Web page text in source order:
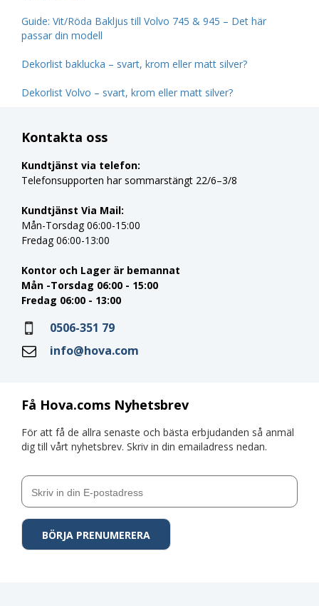
Guide: Vit/Röda Bakljus till Volvo 745 & 945 – Det här
passar din modell
Dekorlist baklucka – svart, krom eller matt silver?
Dekorlist Volvo – svart, krom eller matt silver?
Få Hova.coms Nyhetsbrev
För att få de allra senaste och bästa erbjudanden så anmäl
dig till vårt nyhetsbrev. Skriv in din emailadress nedan.
Kontakta oss
Kundtjänst via telefon:
Telefonsupporten har sommarstängt 22/6–3/8
Kundtjänst Via Mail:
Mån-Torsdag 06:00-15:00
Fredag 06:00-13:00
Kontor och Lager är bemannat
Mån -Torsdag 06:00 - 15:00
Fredag 06:00 - 13:00
0506-351 79
info@hova.com